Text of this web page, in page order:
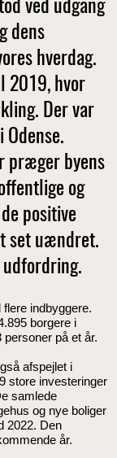
ved udgang
dens
hverdag.
2019, hvor
Der var
Odense.
præger byens
og
positive
set uændret.
udfordring.
indbyggere.
borgere i
på et år.
afspejlet i
store investeringer
samlede
og nye boliger
2022. Den
år.